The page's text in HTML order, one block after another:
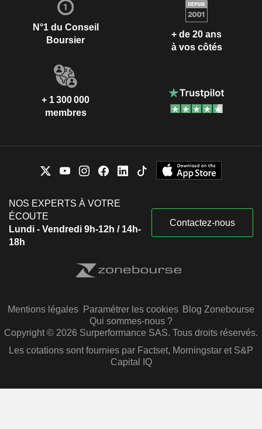
N°1 du Conseil
Boursier
+ de 20 ans
à vos côtés
+ 1 300 000
membres
NOS EXPERTS À VOTRE
ÉCOUTE
Lundi - Vendredi 9h-12h / 14h-
18h
Contactez-nous
Mentions légales Paramétrer les cookies Blog Zonebourse
Qui sommes-nous ?
Copyright © 2026 Surperformance SAS. Tous droits réservés.
Les cotations sont fournies par Factset, Morningstar et S&P
Capital IQ